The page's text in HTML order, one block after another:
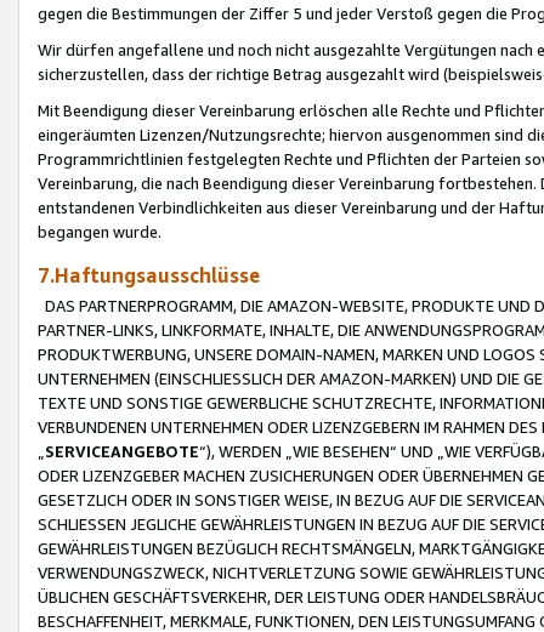
gegen die Bestimmungen der Ziffer 5 und jeder Verstoß gegen die
Wir dürfen angefallene und noch nicht ausgezahlte Vergütungen
sicherzustellen, dass der richtige Betrag ausgezahlt wird
Mit Beendigung dieser Vereinbarung erlöschen alle Rechte und
eingeräumten Lizenzen/Nutzungsrechte; hiervon ausgenommen sind
Programmrichtlinien festgelegten Rechte und Pflichten der Parteien
Vereinbarung, die nach Beendigung dieser Vereinbarung
entstandenen Verbindlichkeiten aus dieser Vereinbarung und der
begangen wurde.
7.Haftungsausschlüsse
DAS PARTNERPROGRAMM, DIE AMAZON-WEBSITE, PRODUKTE UND
PARTNER-LINKS, LINKFORMATE, INHALTE, DIE
PRODUKTWERBUNG, UNSERE DOMAIN-NAMEN, MARKEN UND
UNTERNEHMEN (EINSCHLIESSLICH DER AMAZON-MARKEN) UND DIE
TEXTE UND SONSTIGE GEWERBLICHE SCHUTZRECHTE,
VERBUNDENEN UNTERNEHMEN ODER LIZENZGEBERN IM RAHMEN
SERVICEANGEBOTE“), WERDEN „WIE BESEHEN“ UND „WIE
ODER LIZENZGEBER MACHEN ZUSICHERUNGEN ODER ÜBERNEHMEN
GESETZLICH ODER IN SONSTIGER WEISE, IN BEZUG AUF DIE
SCHLIESSEN JEGLICHE GEWÄHRLEISTUNGEN IN BEZUG AUF DIE
GEWÄHRLEISTUNGEN BEZÜGLICH RECHTSMÄNGELN,
VERWENDUNGSZWECK, NICHTVERLETZUNG SOWIE
ÜBLICHEN GESCHÄFTSVERKEHR, DER LEISTUNG ODER
BESCHAFFENHEIT, MERKMALE, FUNKTIONEN, DEN